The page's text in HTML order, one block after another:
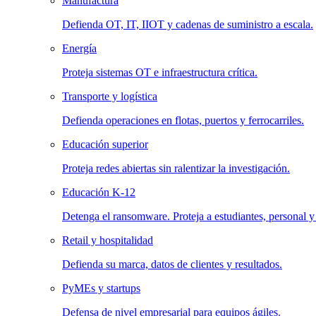
Defienda OT, IT, IIOT y cadenas de suministro a escala.
Energía
Proteja sistemas OT e infraestructura crítica.
Transporte y logística
Defienda operaciones en flotas, puertos y ferrocarriles.
Educación superior
Proteja redes abiertas sin ralentizar la investigación.
Educación K-12
Detenga el ransomware. Proteja a estudiantes, personal y
Retail y hospitalidad
Defienda su marca, datos de clientes y resultados.
PyMEs y startups
Defensa de nivel empresarial para equipos ágiles.